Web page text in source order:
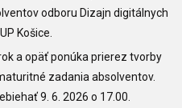
odboru Dizajn digitálnych
Košice.
a opäť ponúka prierez tvorby
zadania absolventov.
9. 6. 2026 o 17.00.